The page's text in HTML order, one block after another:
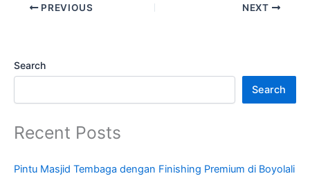
PREVIOUS NEXT
Search
Search
Recent Posts
Pintu Masjid Tembaga dengan Finishing Premium di Boyolali